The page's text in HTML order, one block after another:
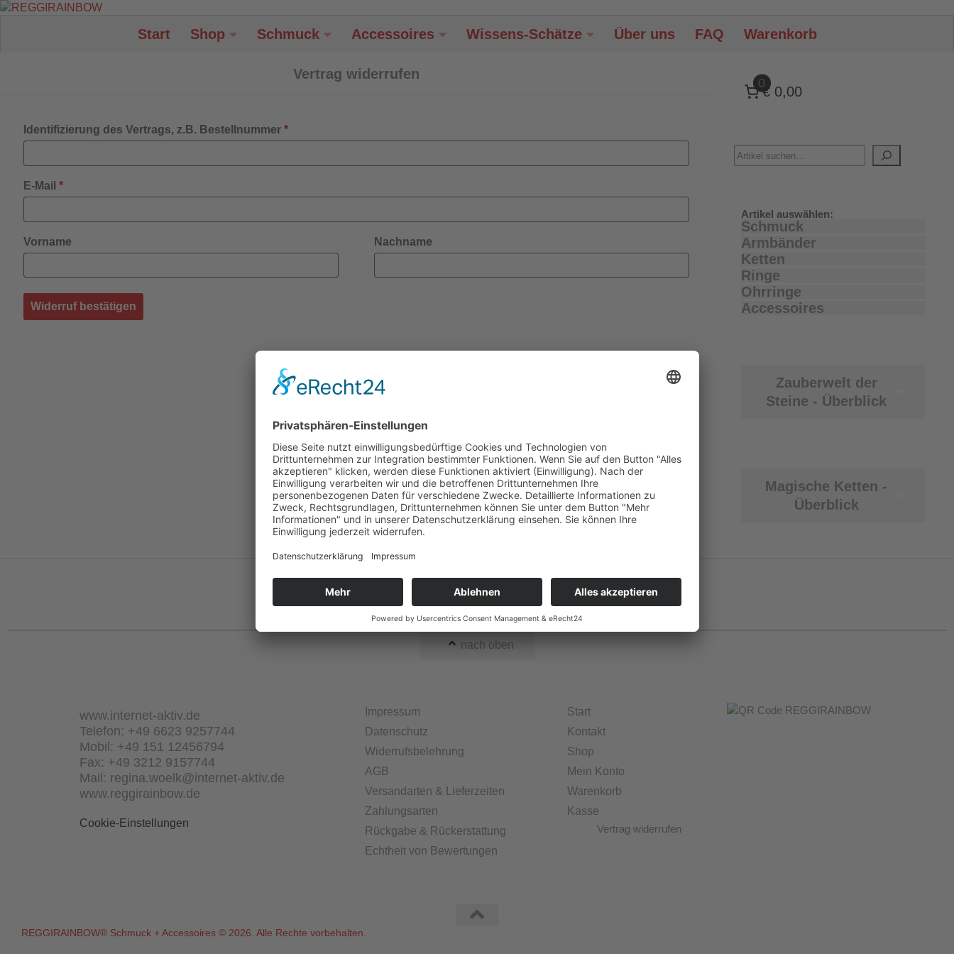
Start Shop Schmuck Accessoires Wissens-Schätze Über uns FAQ Warenkorb
Vertrag widerrufen
Identifizierung des Vertrags, z.B. Bestellnummer *
E-Mail *
E-
Vorname Nachname
Widerruf bestätigen
0
€ 0,00
Artikel auswählen:
Schmuck
Armbänder
Ketten
Ringe
Ohrringe
Accessoires
Zauberwelt der
Steine - Überblick
Magische Ketten -
Überblick
Wir bringen Farbe ins Leben!
❤️🧡💛💚💙💜
nach oben
www.internet-aktiv.de
Telefon: +49 6623 9257744
Mobil: +49 151 12456794
Fax: +49 3212 9157744
Mail: regina.woelk@internet-aktiv.de
www.reggirainbow.de
Cookie-Einstellungen
Impressum
Datenschutz
Widerrufsbelehrung
AGB
Versandarten & Lieferzeiten
Zahlungsarten
Rückgabe & Rückerstattung
Echtheit von Bewertungen
Start
Kontakt
Shop
Mein Konto
Warenkorb
Kasse
Vertrag widerrufen
REGGIRAINBOW® Schmuck + Accessoires © 2026. Alle Rechte vorbehalten.